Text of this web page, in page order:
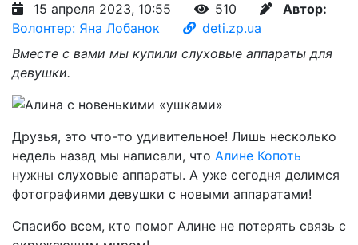
15 апреля 2023, 10:55 510
Автор:
Волонтер: Яна Лобанок
deti.zp.ua
Вместе с вами мы купили слуховые аппараты для
девушки.
Друзья, это что-то удивительное! Лишь несколько
недель назад мы написали, что Алине Копоть
нужны слуховые аппараты. А уже сегодня делимся
фотографиями девушки с новыми аппаратами!
Спасибо всем, кто помог Алине не потерять связь с